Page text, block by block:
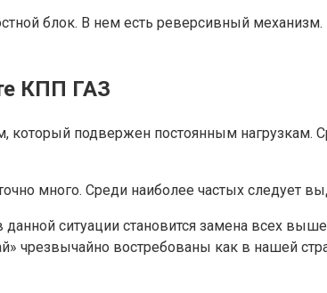
блок. В нем есть реверсивный
КПП ГАЗ
подвержен постоянным нагрузкам.
много. Среди наиболее частых следует
ситуации становится замена всех
чрезвычайно востребованы как в нашей